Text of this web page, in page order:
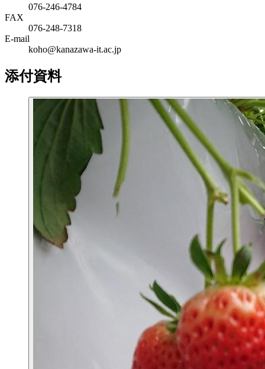
076-246-4784
FAX
076-248-7318
E-mail
koho@kanazawa-it.ac.jp
添付資料